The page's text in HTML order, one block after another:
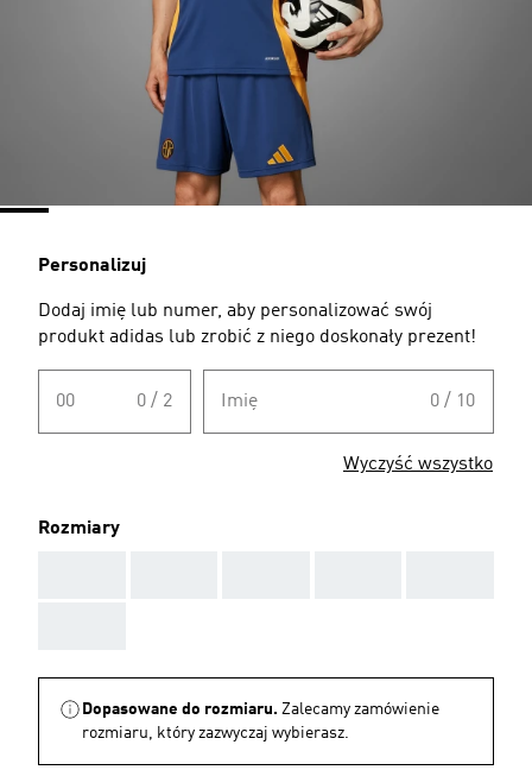
Personalizuj
Dodaj imię lub numer, aby personalizować swój
produkt adidas lub zrobić z niego doskonały prezent!
00 0 / 2 Imię 0 / 10
Wyczyść wszystko
Rozmiary
Dopasowane do rozmiaru. Zalecamy zamówienie
rozmiaru, który zazwyczaj wybierasz.